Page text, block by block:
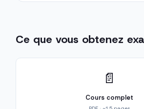
Ce que vous obtenez
📄
Cours complet